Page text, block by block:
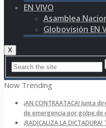
EN VIVO
Asamblea
Globovisión EN
X
Now Trending
¡AN CONTRAATACA! Junta
de emergencia por golpe de
¡RADICALIZA LA